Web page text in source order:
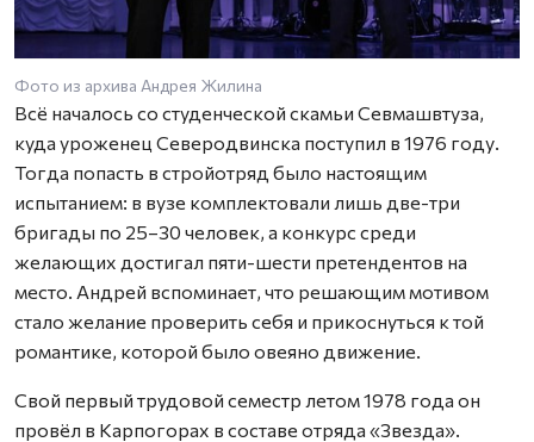
Фото из архива Андрея Жилина
Всё началось со студенческой скамьи Севмашвтуза,
куда уроженец Северодвинска поступил в 1976 году.
Тогда попасть в стройотряд было настоящим
испытанием: в вузе комплектовали лишь две-три
бригады по 25–30 человек, а конкурс среди
желающих достигал пяти-шести претендентов на
место. Андрей вспоминает, что решающим мотивом
стало желание проверить себя и прикоснуться к той
романтике, которой было овеяно движение.
Свой первый трудовой семестр летом 1978 года он
провёл в Карпогорах в составе отряда «Звезда».